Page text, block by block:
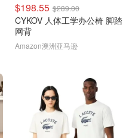
$198.55 $289.00
CYKOV 人体工学办公椅 脚踏
网背
Amazon澳洲亚马逊